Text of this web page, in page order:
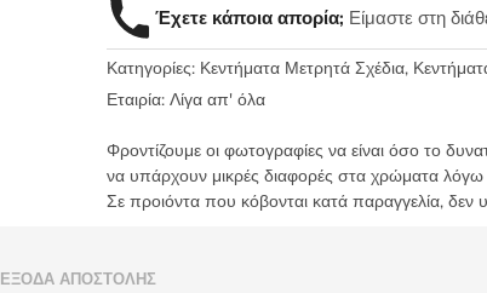
έλατα
135x40
ύφασμα
Creta
Αττικόν
ποσότητα
Έχετε κάποια απορία; Είμαστε στη
Κατηγορίες: Κεντήματα Μετρητά Σχέδια,
Εταιρία: Λίγα απ' όλα
Φροντίζουμε οι φωτογραφίες να είναι όσο το
να υπάρχουν μικρές διαφορές στα χρώματα
Σε προιόντα που κόβονται κατά παραγγελία, δεν
ΈΞΟΔΑ ΑΠΟΣΤΟΛΉΣ